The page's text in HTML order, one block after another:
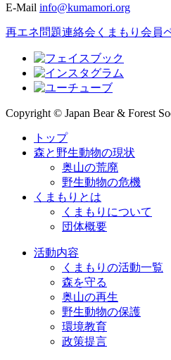
E-Mail info@kumamori.org
再エネ問題連絡会 くまもり会員
Copyright © Japan Bear & Forest
トップ
森と野生動物の現状
奥山の荒廃
野生動物の危機
くまもりとは
くまもりについて
団体概要
活動内容
くまもりの活動一覧
森を守る
奥山の再生
野生動物の保護
環境教育
政策提言